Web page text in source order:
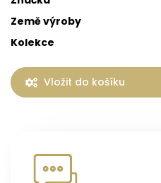
Země výroby
Kolekce
Vložit do košíku